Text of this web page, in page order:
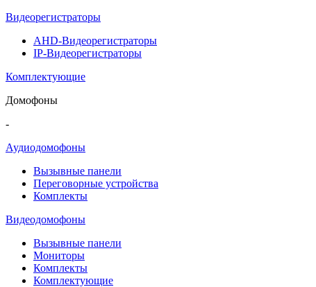
Видеорегистраторы
AHD-Видеорегистраторы
IP-Видеорегистраторы
Комплектующие
Домофоны
-
Аудиодомофоны
Вызывные панели
Переговорные устройства
Комплекты
Видеодомофоны
Вызывные панели
Мониторы
Комплекты
Комплектующие